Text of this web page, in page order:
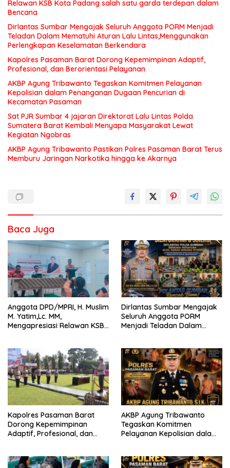
Relawan KSB Kota Padang salah satu garda terdepan dalam
Bencana
Dirlantas Sumbar Mengajak Seluruh Anggota PORM Menjadi
Teladan Dalam Mematuhi Aturan Lalu Lintas,Menggunakan
Perlengkapan Keselamatan Berkendara
Kapolres Pasaman Barat Dorong Kepemimpinan Adaptif,
Profesional, dan Berorientasi Pelayanan
AKBP Agung Tribawanto Tegaskan Komitmen Pelayanan
Kepolisian dalam Penanganan Dugaan Pencurian di
Kecamatan Pasaman
Sat PJR Sumbar 4 jajaran Direktorat Lalu Lintas Polda
Sumatera Barat Kembali Menyapa Masyarakat Lewat
Kegiatan Ngobras
AKBP Agung Tribawanto Pastikan Polres Pasaman Barat Terus
Memburu Jaringan Narkotika hingga ke Akarnya
Baca Juga
Anggota DPD/MPRI, H. Muslim
M. Yatim,Lc. MM,
Mengapresiasi Relawan KSB
Bencana
Dirlantas Sumbar Mengajak
Seluruh Anggota PORM
Menjadi Teladan Dalam
Perlengkapan Keselamatan
Berkendara
Kapolres Pasaman Barat
Dorong Kepemimpinan
Adaptif, Profesional, dan
AKBP Agung Tribawanto
Tegaskan Komitmen
Pelayanan Kepolisian dalam
Pasaman